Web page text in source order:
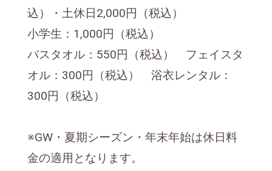
込）・土休日2,000円（税込）
小学生：1,000円（税込）
バスタオル：550円（税込） フェイスタ
オル：300円（税込） 浴衣レンタル：
300円（税込）
※GW・夏期シーズン・年末年始は休日料
金の適用となります。